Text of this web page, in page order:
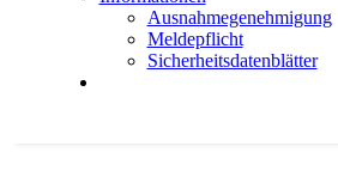
Aus­nah­me­ge­neh­mi­gung
Mel­de­pflicht
Sicher­heits­da­ten­blät­ter